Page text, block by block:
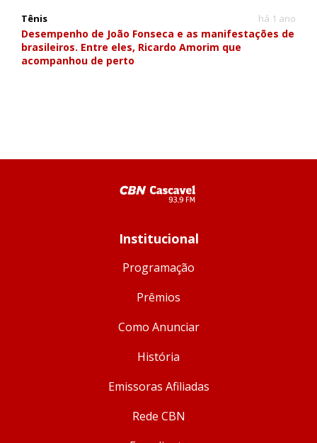
Tênis há 1 ano
Desempenho de João Fonseca e as manifestações de
brasileiros. Entre eles, Ricardo Amorim que
acompanhou de perto
Institucional
Programação
Prêmios
Como Anunciar
História
Emissoras Afiliadas
Rede CBN